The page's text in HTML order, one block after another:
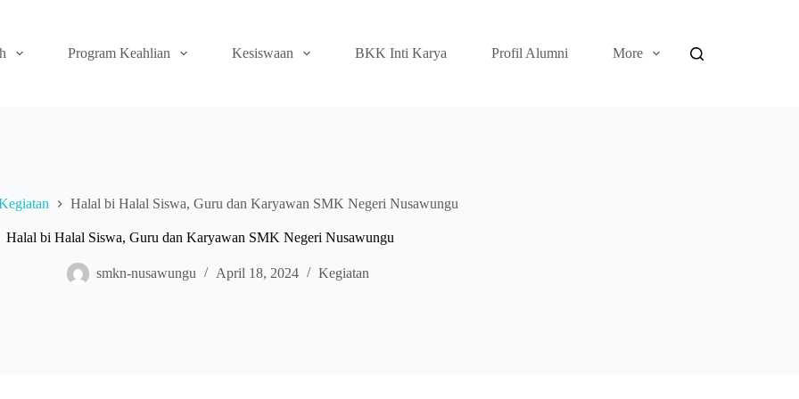
Program Keahlian Kesiswaan BKK Inti Karya Profil Alumni More
Halal bi Halal Siswa, Guru dan Karyawan SMK Negeri Nusawungu
Halal bi Halal Siswa, Guru dan Karyawan SMK Negeri Nusawungu
smkn-nusawungu April 18, 2024 Kegiatan